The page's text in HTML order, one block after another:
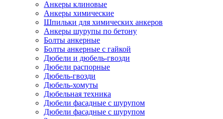
Анкеры клиновые
Анкеры химические
Шпильки для химических анкеров
Анкеры шурупы по бетону
Болты анкерные
Болты анкерные с гайкой
Дюбели и дюбель-гвозди
Дюбели распорные
Дюбель-гвозди
Дюбель-хомуты
Дюбельная техника
Дюбели фасадные с шурупом
Дюбели фасадные с шурупом